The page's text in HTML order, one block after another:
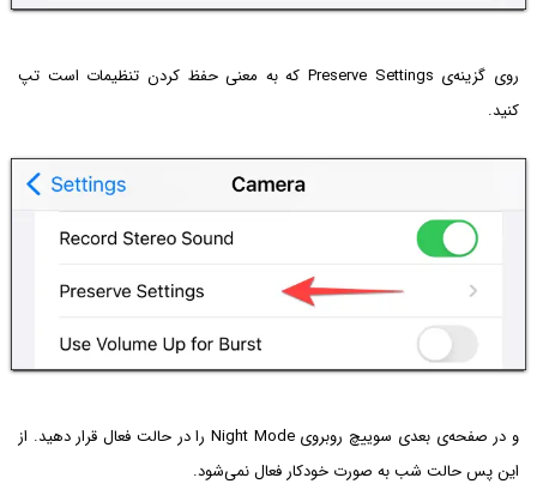
روی گزینه‌ی Preserve Settings که به معنی حفظ کردن تنظیمات است تپ
کنید.
و در صفحه‌ی بعدی سوییچ روبروی Night Mode را در حالت فعال قرار دهید. از
این پس حالت شب به صورت خودکار فعال نمی‌شود.